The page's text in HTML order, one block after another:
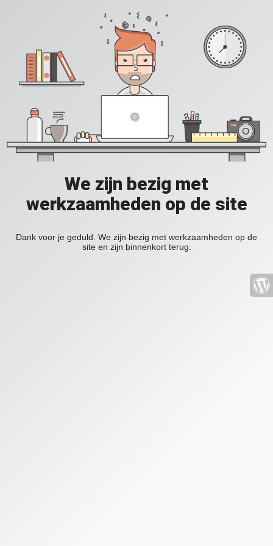
We zijn bezig met
werkzaamheden op de site
Dank voor je geduld. We zijn bezig met werkzaamheden op de
site en zijn binnenkort terug.